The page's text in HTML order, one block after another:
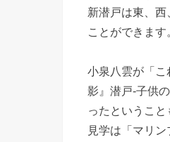
新潜戸は東、
ことができます
小泉八雲が「
影』潜戸-子供
ったというこ
見学は「マリ